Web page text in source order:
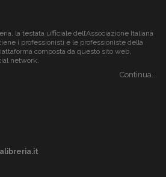
la testata ufficiale dell’Associazione Italiana
i professionisti e le professioniste della
composta da questo sito web,
network.
Continua...